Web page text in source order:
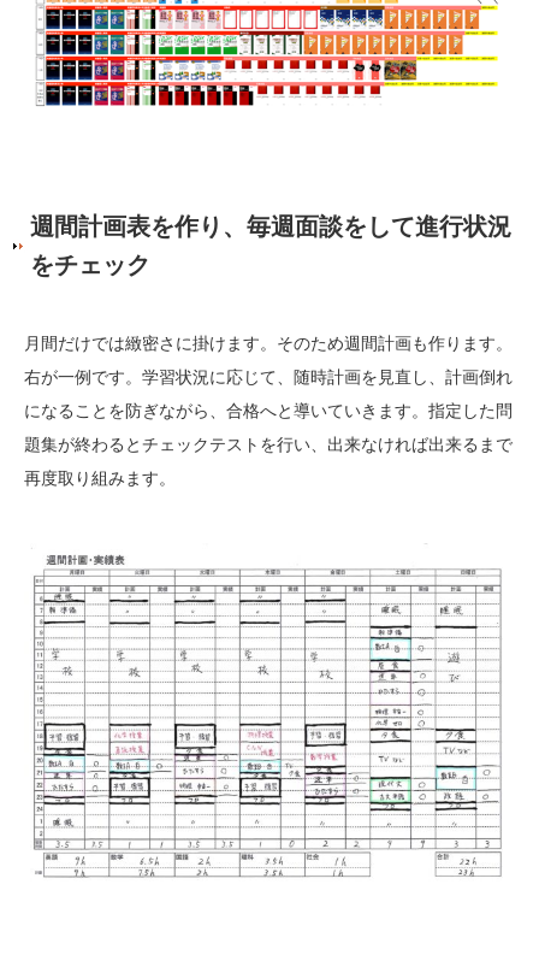
週間計画表を作り、毎週面談をして進行状況
をチェック
月間だけでは緻密さに掛けます。そのため週間計画も作ります。
右が一例です。学習状況に応じて、随時計画を見直し、計画倒れ
になることを防ぎながら、合格へと導いていきます。指定した問
題集が終わるとチェックテストを行い、出来なければ出来るまで
再度取り組みます。